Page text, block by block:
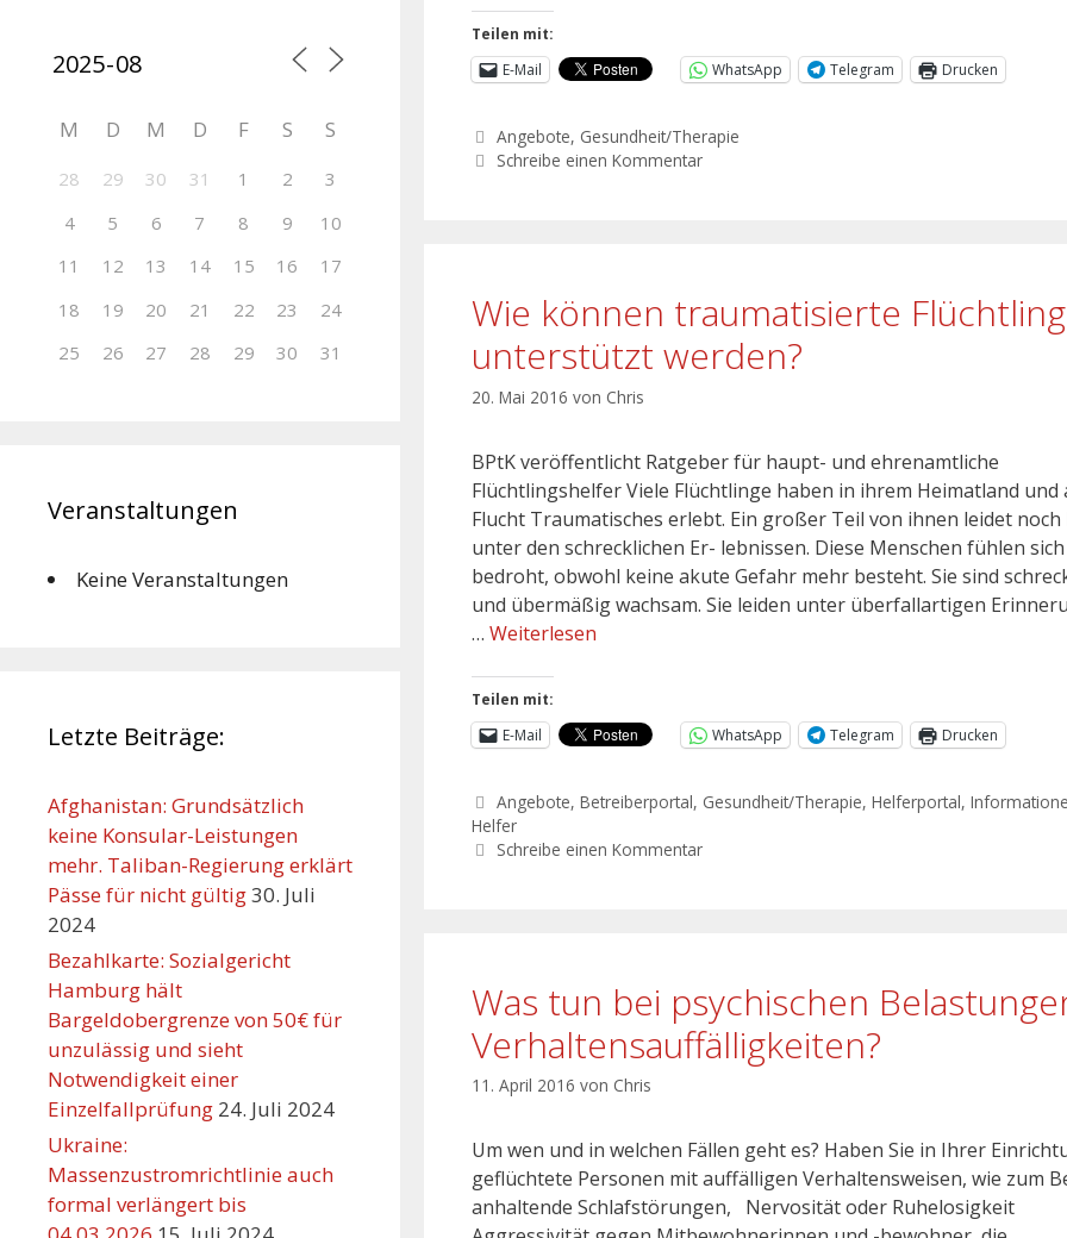
Teilen mit:
E-Mail
WhatsApp Telegram Drucken
Angebote, Gesundheit/Therapie
Schreibe einen Kommentar
Wie können traumatisierte
unterstützt werden?
20. Mai 2016 von Chris
BPtK veröffentlicht Ratgeber für haupt- und ehrenamtliche
Flüchtlingshelfer Viele Flüchtlinge haben in ihrem Heimatland und
Flucht Traumatisches erlebt. Ein großer Teil von ihnen leidet noch
unter den schrecklichen Er- lebnissen. Diese Menschen fühlen sich
bedroht, obwohl keine akute Gefahr mehr besteht. Sie sind
und übermäßig wachsam. Sie leiden unter überfallartigen
… Weiterlesen
Teilen mit:
E-Mail
WhatsApp Telegram Drucken
Angebote,Betreiberportal, Gesundheit/Therapie,Helferportal,
Helfer
Schreibe einen Kommentar
Was tun bei psychischen
Verhaltensauffälligkeiten?
11. April 2016 von Chris
Um wen und in welchen Fällen geht es? Haben Sie in Ihrer
geflüchtete Personen mit auffälligen Verhaltensweisen, wie zum
anhaltende Schlafstörungen, Nervosität oder Ruhelosigkeit
M D M D F S S
28 29 30 31 1 2
3
4
5 6 7 8 9
10
11
12 13 14 15 16
17
18
19 20 21 22 23
24
25
26 27 28 29 30 31
Veranstaltungen
Keine Veranstaltungen
Letzte Beiträge:
Afghanistan: Grundsätzlich
keine Konsular-Leistungen
mehr. Taliban-Regierung erklärt
Pässe für nicht gültig30. Juli
2024
Bezahlkarte: Sozialgericht
Hamburg hält
Bargeldobergrenze von 50€ für
unzulässig und sieht
Notwendigkeit einer
Einzelfallprüfung 24. Juli 2024
Ukraine:
Massenzustromrichtlinie auch
formal verlängert bis